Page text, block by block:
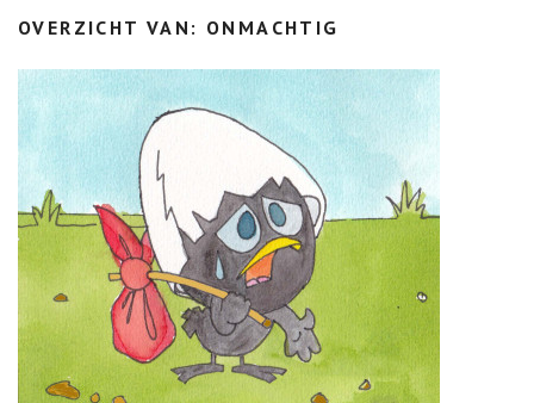
Ervaringen
Tarieven
Blog
Links
Chris
Contact
OVERZICHT VAN: ONMACHTIG